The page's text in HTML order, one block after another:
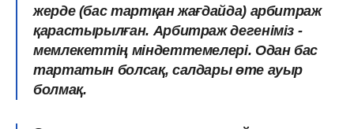
жерде (бас тартқан жағдайда) арбитраж
қарастырылған. Арбитраж дегеніміз -
мемлекеттің міндеттемелері. Одан бас
тартатын болсақ, салдары өте ауыр
болмақ.